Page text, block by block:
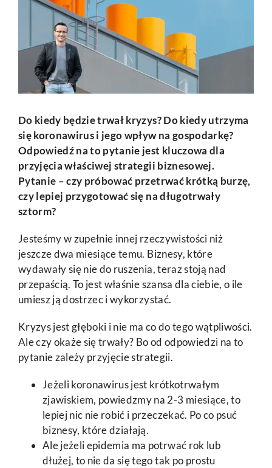
obrazek
Do kiedy będzie trwał kryzys? Do kiedy utrzyma
się koronawirus i jego wpływ na gospodarkę?
Odpowiedź na to pytanie jest kluczowa dla
przyjęcia właściwej strategii biznesowej.
Pytanie – czy próbować przetrwać krótką burzę,
czy lepiej przygotować się na długotrwały
sztorm?
Jesteśmy w zupełnie innej rzeczywistości niż
jeszcze dwa miesiące temu. Biznesy, które
wydawały się nie do ruszenia, teraz stoją nad
przepaścią. To jest właśnie szansa dla ciebie, o ile
umiesz ją dostrzec i wykorzystać.
Kryzys jest głęboki i nie ma co do tego wątpliwości.
Ale czy okaże się trwały? Bo od odpowiedzi na to
pytanie zależy przyjęcie strategii.
Jeżeli koronawirus jest krótkotrwałym
zjawiskiem, powiedzmy na 2-3 miesiące, to
lepiej nic nie robić i przeczekać. Po co psuć
biznesy, które działają.
Ale jeżeli epidemia ma potrwać rok lub
dłużej, to nie da się tego tak po prostu